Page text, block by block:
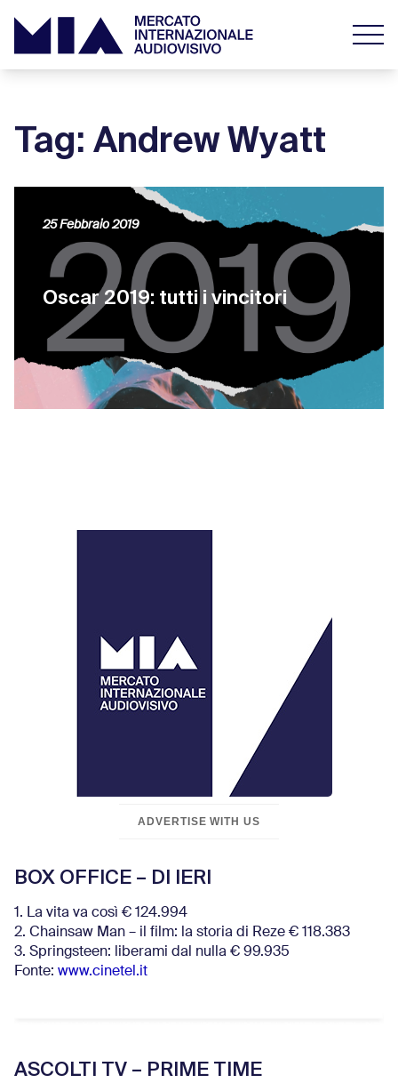
Tag: Andrew Wyatt
Oscar 2019: tutti i vincitori
25 Febbraio 2019
ADVERTISE WITH US
BOX OFFICE – DI IERI
1. La vita va così € 124.994
2. Chainsaw Man – il film: la storia di Reze € 118.383
3. Springsteen: liberami dal nulla € 99.935
Fonte: www.cinetel.it
ASCOLTI TV – PRIME TIME